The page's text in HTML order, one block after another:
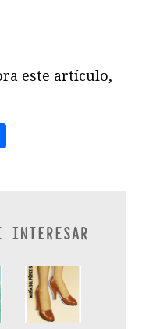
este artículo,
INTERESAR